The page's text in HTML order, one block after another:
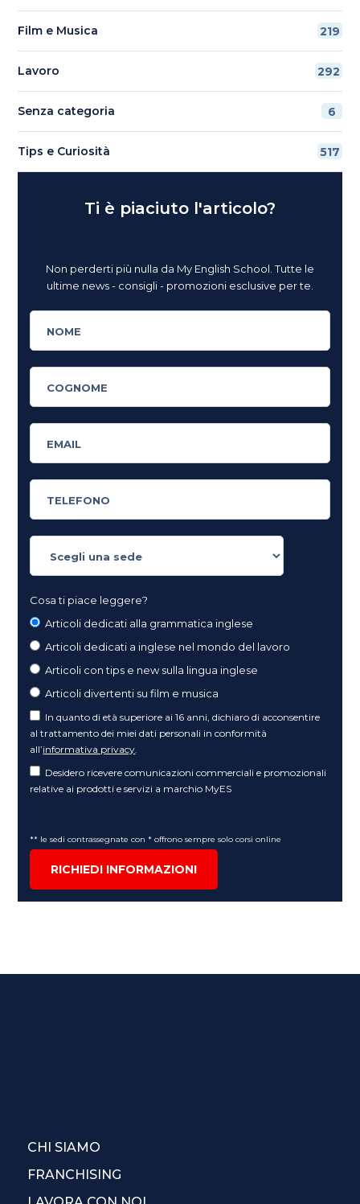
Film e Musica 219
Lavoro 292
Senza categoria 6
Tips e Curiosità 517
Ti è piaciuto l'articolo?
Non perderti più nulla da My English School. Tutte le
ultime news - consigli - promozioni esclusive per te.
Cosa ti piace leggere?
Articoli dedicati alla grammatica inglese
Articoli dedicati a inglese nel mondo del lavoro
Articoli con tips e new sulla lingua inglese
Articoli divertenti su film e musica
In quanto di età superiore ai 16 anni, dichiaro di acconsentire
al trattamento dei miei dati personali in conformità
all’informativa privacy
Desidero ricevere comunicazioni commerciali e promozionali
relative ai prodotti e servizi a marchio MyES
** le sedi contrassegnate con * offrono sempre solo corsi online
RICHIEDI INFORMAZIONI
CHI SIAMO
FRANCHISING